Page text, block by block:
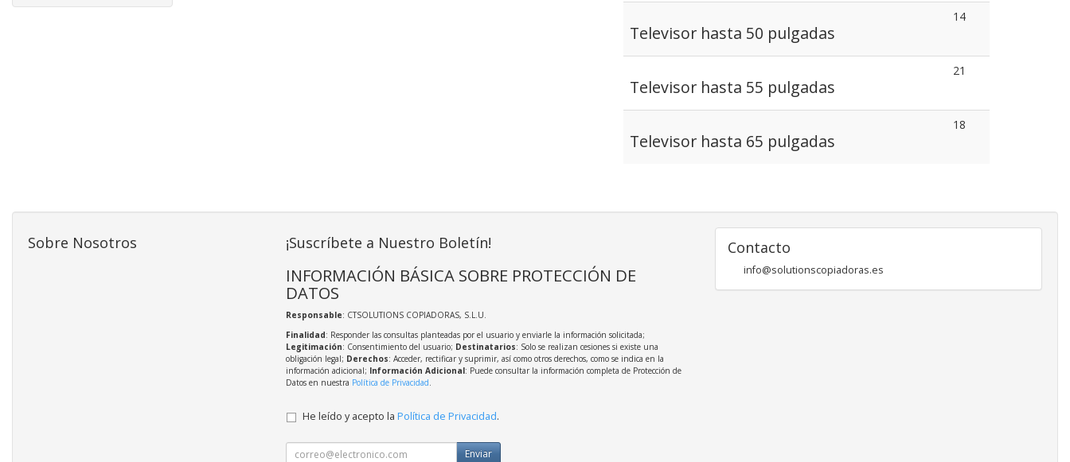
Televisor hasta 50 pulgadas
14
Televisor hasta 55 pulgadas
21
Televisor hasta 65 pulgadas
18
Sobre Nosotros ¡Suscríbete a Nuestro Boletín!
INFORMACIÓN BÁSICA SOBRE PROTECCIÓN DE
DATOS
Responsable: CTSOLUTIONS COPIADORAS, S.L.U.
Finalidad: Responder las consultas planteadas por el usuario y enviarle la información solicitada;
Legitimación: Consentimiento del usuario; Destinatarios: Solo se realizan cesiones si existe una
obligación legal; Derechos: Acceder, rectificar y suprimir, así como otros derechos, como se indica en la
información adicional; Información Adicional: Puede consultar la información completa de Protección de
Datos en nuestra Política de Privacidad.
He leído y acepto la Política de Privacidad.
Enviar
Contacto
info@solutionscopiadoras.es